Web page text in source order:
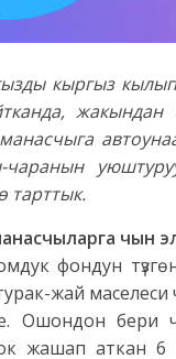
кыргыз
тарттык.
чын
фондун
жай маселеси
Ошондон бери
жашап аткан